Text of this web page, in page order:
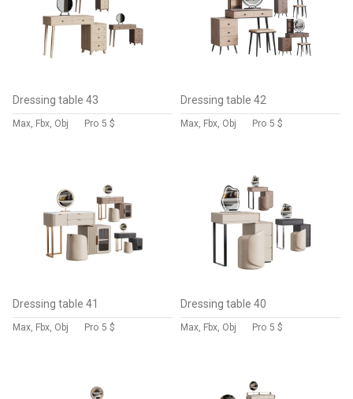
Dressing table 43
Max, Fbx, Obj Pro 5 $
Dressing table 42
Max, Fbx, Obj Pro 5 $
Dressing table 41
Max, Fbx, Obj Pro 5 $
Dressing table 40
Max, Fbx, Obj Pro 5 $